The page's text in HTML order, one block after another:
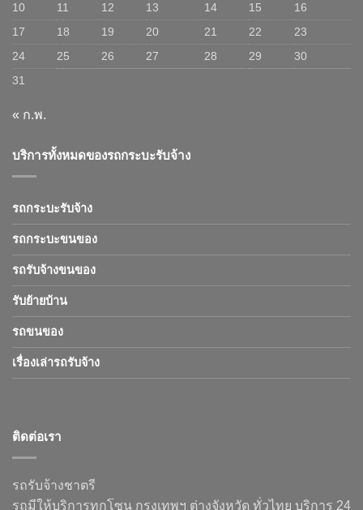
10
11 12 13 14 15
16
17
18 19 20 21 22
23
24
25 26 27 28 29
30
31
« ก.พ.
บริการทั้งหมดของรถกระบะรับจ้าง
รถกระบะรับจ้าง
รถกระบะขนของ
รถรับจ้างขนของ
รับย้ายบ้าน
รถขนของ
เรื่องเล่ารถรับจ้าง
ติดต่อเรา
รถรับจ้างชาตรี
รถมีให้บริการทุกโซน กรุงเทพฯ ต่างจังหวัด ทั่วไทย บริการ 24